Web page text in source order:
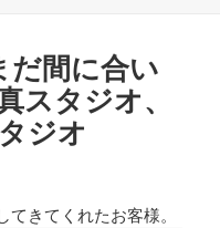
だ間に合い
スタジオ、
ジオ
きてくれたお客様。